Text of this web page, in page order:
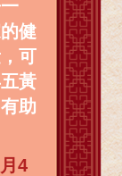
健
可
黃
助
4